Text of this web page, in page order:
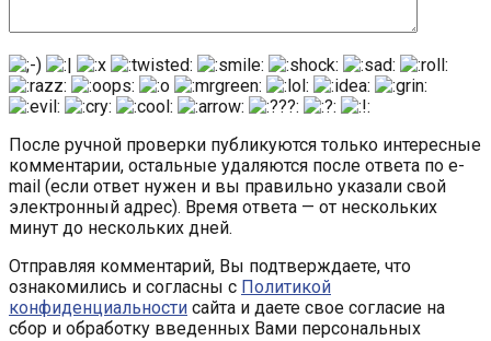
После ручной проверки публикуются только интересные
комментарии, остальные удаляются после ответа по e-
mail (если ответ нужен и вы правильно указали свой
электронный адрес). Время ответа — от нескольких
минут до нескольких дней.
Отправляя комментарий, Вы подтверждаете, что
ознакомились и согласны с Политикой
конфиденциальности сайта и даете свое согласие на
сбор и обработку введенных Вами персональных